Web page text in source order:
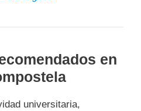
en
universitaria,